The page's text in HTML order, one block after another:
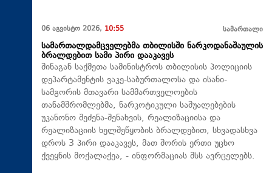
06 აგვისტო 2026, 10:55 სამართალი
სამართალდამცველებმა თბილისში ნარკოდანაშაულის
ბრალდებით სამი პირი დააკავეს
შინაგან საქმეთა სამინისტროს თბილისის პოლიციის
დეპარტამენტის ვაკე-საბურთალოსა და ისანი-
სამგორის მთავარი სამმართველოების
თანამშრომლებმა, ნარკოტიკული საშუალებების
უკანონო შეძენა-შენახვის, რეალიზაციისა და
რეალიზაციის ხელშეწყობის ბრალდებით, სხვადასხვა
დროს 3 პირი დააკავეს, მათ შორის ერთი უცხო
ქვეყნის მოქალაქეა, - ინფორმაციას შსს ავრცელებს.